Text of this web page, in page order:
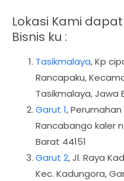
Lokasi Kami
Bisnis ku :
Tasikmalaya,Kp
Rancapaku,
Tasikmalaya, Jawa
Garut 1,
Rancabango kaler
Barat 44151
Garut 2, Jl. Raya
Kec. Kadungora,